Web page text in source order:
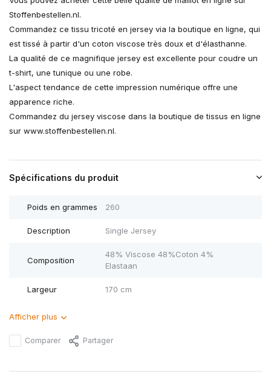
Stoffenbestellen.nl.
Commandez ce tissu tricoté en jersey via la boutique en ligne, qui
est tissé à partir d'un coton viscose très doux et d'élasthanne.
La qualité de ce magnifique jersey est excellente pour coudre un
t-shirt, une tunique ou une robe.
L'aspect tendance de cette impression numérique offre une
apparence riche.
Commandez du jersey viscose dans la boutique de tissus en ligne
sur www.stoffenbestellen.nl.
Spécifications du produit
Poids en grammes 260
Description Single Jersey
Composition
48% Viscose 48%Coton 4%
Elastaan
Largeur 170 cm
Afficher plus
Comparer Partager